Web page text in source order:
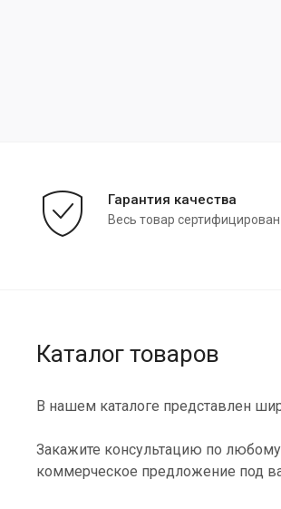
Гарантия качества
Весь товар сертифицирован
Каталог товаров
В нашем каталоге представлен
Закажите консультацию по
коммерческое предложение под